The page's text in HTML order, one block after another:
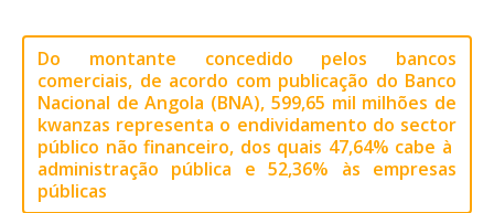
Do montante concedido pelos bancos
comerciais, de acordo com publicação do Banco
Nacional de Angola (BNA), 599,65 mil milhões de
kwanzas representa o endividamento do sector
público não financeiro, dos quais 47,64% cabe à
administração pública e 52,36% às empresas
públicas